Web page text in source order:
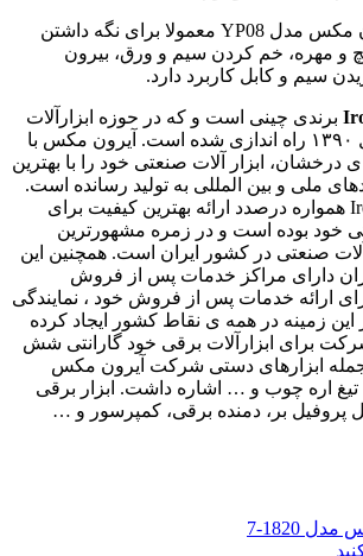
انبردست 8 اینچ آیرون مکس مدل YP08 معمولا برای نگه داشتن
و مهره، خم کردن سیم و ورق، بیرون
سیم و کابل کاربرد دارد.
برندی چینی است و که در حوزه ابزارآلات
برقی و دستی از سال ۱۳۹۰ راه اندازی شده است. آیرون مکس با
ی درخشان، ابزار آلات صنعتی خود را با بهترین
ملی و بین المللی به تولید رسانده است.
آیرون مکس - Ironmax همواره درصدد ارائه بهترین کیفیت برای
خود بوده است و در زمره مشهورترین
صنعتی در کشور ایران است. همچنین این
دارای مراکز خدمات پس از فروش
ارائه خدمات پس از فروش خود ، نمایندگی
زمینه در همه ی نقاط کشور ایجاد کرده
برای ابزارآلات برقی خود گارانتی شش
جمله ابزارهای دستی شرکت آیرون مکس
تیغ اره چوب و … اشاره داشت. ابزار برقی
پروفیل بر، دمنده برقی، کمپرسور و …